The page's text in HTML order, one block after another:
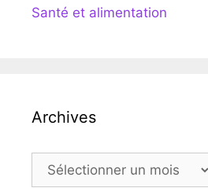
Santé et alimentation
Archives
Archives